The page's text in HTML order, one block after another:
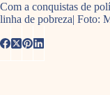
Com a conquistas de
linha de pobreza| Foto: